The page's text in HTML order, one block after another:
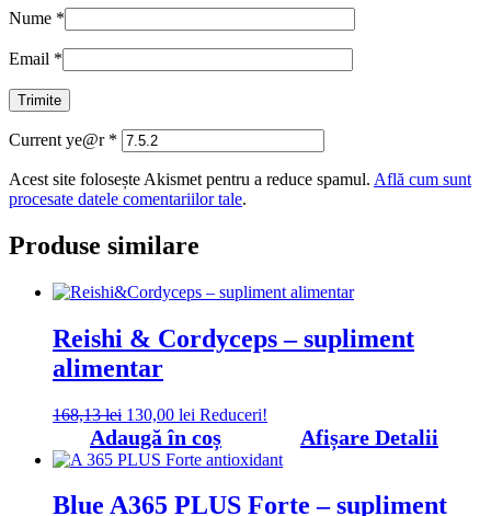
Nume *
Email *
Current ye@r *
Acest site folosește Akismet pentru a reduce spamul. Află cum sunt
procesate datele comentariilor tale.
Produse similare
Reishi & Cordyceps – supliment
alimentar
168,13lei Prețul
inițial
a
fost:
168,13 lei.
130,00 lei Prețul
curent
este:
130,00 lei.
Reduceri!
Adaugă în coș Afișare Detalii
Blue A365 PLUS Forte – supliment